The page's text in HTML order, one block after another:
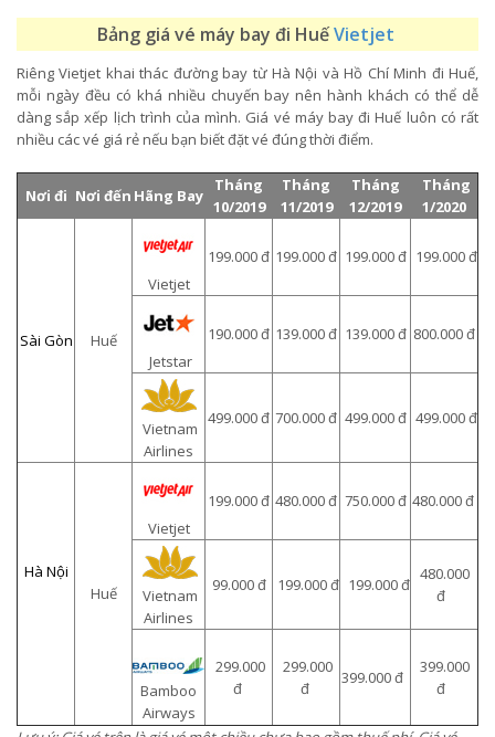
Bảng giá vé máy bay đi HuếVietjet
Riêng Vietjet khai thác đường bay từ Hà Nội và Hồ Chí Minh đi Huế,
mỗi ngày đều có khá nhiều chuyến bay nên hành khách có thể dễ
dàng sắp xếp lịch trình của mình. Giá vé máy bay đi Huế luôn có rất
nhiều các vé giá rẻ nếu bạn biết đặt vé đúng thời điểm.
Nơi đi Nơi đến Hãng Bay
Tháng
10/2019
Tháng
11/2019
Tháng
12/2019
Tháng
1/2020
Sài Gòn Huế
Vietjet
199.000 đ 199.000 đ 199.000 đ 199.000 đ
Jetstar
190.000 đ 139.000 đ 139.000 đ 800.000 đ
Vietnam
Airlines
499.000 đ 700.000 đ 499.000 đ 499.000 đ
Hà Nội
Huế
Vietjet
199.000 đ 480.000 đ 750.000 đ 480.000 đ
Vietnam
Airlines
99.000 đ 199.000 đ 199.000 đ
480.000
đ
Bamboo
Airways
299.000
đ
299.000
đ
399.000 đ
399.000
đ